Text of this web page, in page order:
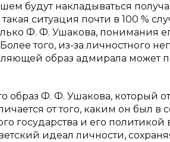
будут накладываться
ситуация почти в 100 %
Ф. Ф. Ушакова, понимания
того, из-за личностного
образ адмирала может
образ Ф. Ф. Ушакова, который
от того, каким он был в
государства и его политикой
идеал личности,